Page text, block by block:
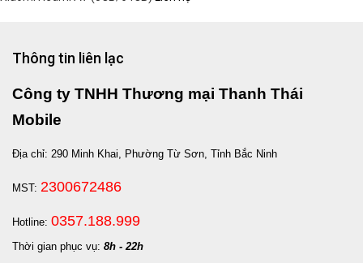
Thông tin liên lạc
Công ty TNHH Thương mại Thanh Thái
Mobile
Địa chỉ: 290 Minh Khai, Phường Từ Sơn, Tỉnh Bắc Ninh
MST: 2300672486
Hotline: 0357.188.999
Thời gian phục vụ: 8h - 22h